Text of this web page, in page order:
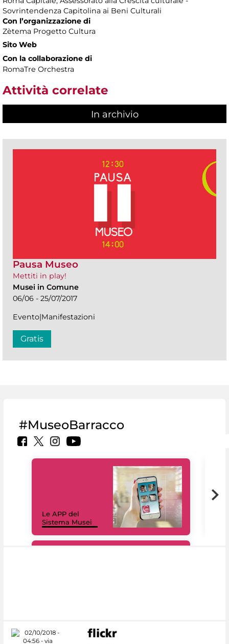
Sovrintendenza Capitolina ai Beni Culturali
Con l’organizzazione di
Zètema Progetto Cultura
Sito Web
Con la collaborazione di
RomaTre Orchestra
Attività correlate
In archivio
Pausa Museo
Mettiti in play!
Musei in Comune
06/06 - 25/07/2017
Evento|Manifestazioni
Gratis
#MuseoBarracco
Le APP del
Sistema Musei